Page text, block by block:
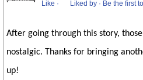
Like · Liked by · Be the first
After going through this story,
nostalgic. Thanks for bringing
up!